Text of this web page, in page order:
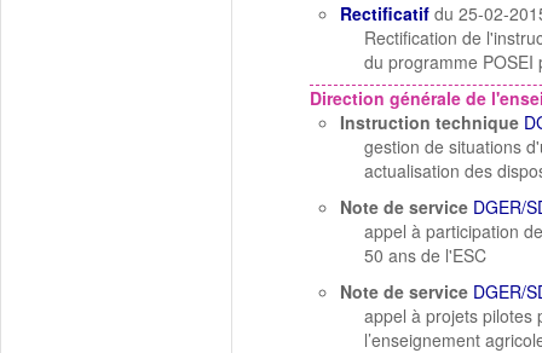
Rectificatif du 25-02-
Rectification de
du programme POSEI
Direction générale de
Instruction technique
gestion de situations
actualisation des
Note de service DGER/
appel à participation
50 ans de l'ESC
Note de service DGER/
appel à projets pilotes
l’enseignement